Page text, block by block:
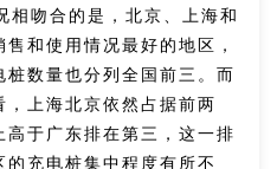
相吻合的是，北京、上海和
和使用情况最好的地区，
数量也分列全国前三。而
上海北京依然占据前两
高于广东排在第三，这一排
充电桩集中程度有所不